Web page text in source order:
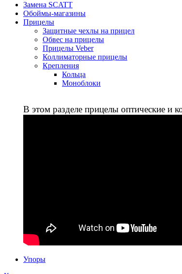
Замена SCATT
Обоймы-магазины
Прицелы
Защитные чехлы на прицел
Обвес на прицелы
Прицелы Veber
Коллиматорные прицелы
Крепления
Кольца
Моноблоки
В этом разделе прицелы оптические и
Упоры